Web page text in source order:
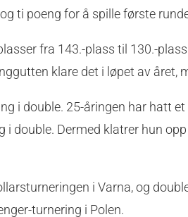
ti poeng for å spille første
fra 143.-plass til 130.-
klare det i løpet av året,
i double. 25-åringen har hatt
double. Dermed klatrer hun
i Varna, og
turnering i Polen.